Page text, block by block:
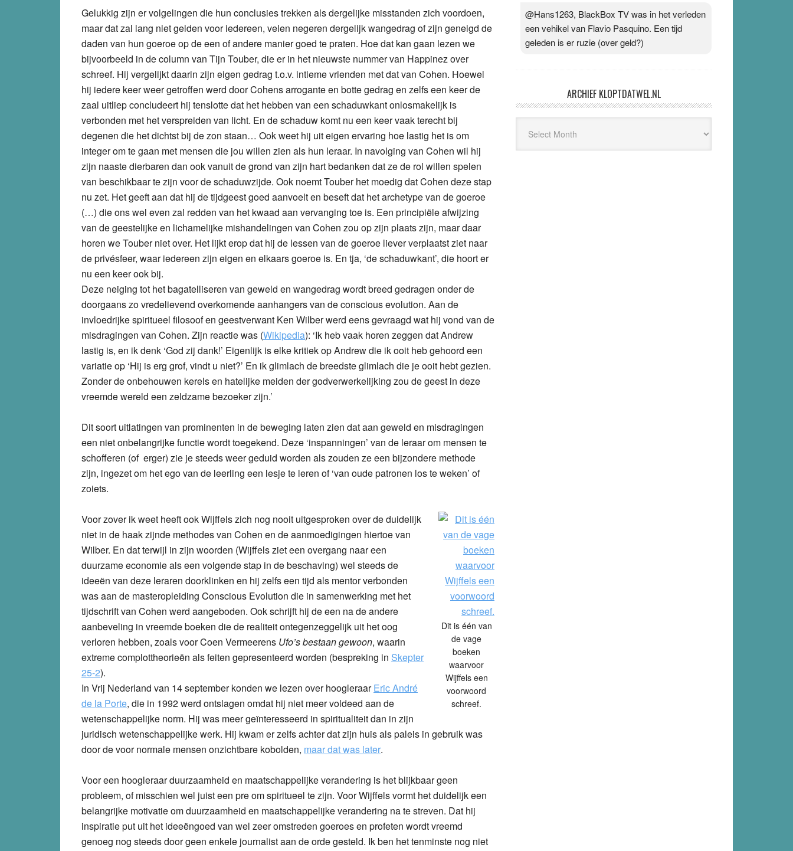
Gelukkig zijn er volgelingen die hun conclusies trekken als dergelijke misstanden zich voordoen,
maar dat zal lang niet gelden voor iedereen, velen negeren dergelijk wangedrag of zijn geneigd de
daden van hun goeroe op de een of andere manier goed te praten. Hoe dat kan gaan lezen we
bijvoorbeeld in de column van Tijn Touber, die er in het nieuwste nummer van Happinez over
schreef. Hij vergelijkt daarin zijn eigen gedrag t.o.v. intieme vrienden met dat van Cohen. Hoewel
hij iedere keer weer getroffen werd door Cohens arrogante en botte gedrag en zelfs een keer de
zaal uitliep concludeert hij tenslotte dat het hebben van een schaduwkant onlosmakelijk is
verbonden met het verspreiden van licht. En de schaduw komt nu een keer vaak terecht bij
degenen die het dichtst bij de zon staan… Ook weet hij uit eigen ervaring hoe lastig het is om
integer om te gaan met mensen die jou willen zien als hun leraar. In navolging van Cohen wil hij
zijn naaste dierbaren dan ook vanuit de grond van zijn hart bedanken dat ze de rol willen spelen
van beschikbaar te zijn voor de schaduwzijde. Ook noemt Touber het moedig dat Cohen deze stap
nu zet. Het geeft aan dat hij de tijdgeest goed aanvoelt en beseft dat het archetype van de goeroe
(…) die ons wel even zal redden van het kwaad aan vervanging toe is. Een principiële afwijzing
van de geestelijke en lichamelijke mishandelingen van Cohen zou op zijn plaats zijn, maar daar
horen we Touber niet over. Het lijkt erop dat hij de lessen van de goeroe liever verplaatst ziet naar
de privésfeer, waar iedereen zijn eigen en elkaars goeroe is. En tja, ‘de schaduwkant’, die hoort er
nu een keer ook bij.
Deze neiging tot het bagatelliseren van geweld en wangedrag wordt breed gedragen onder de
doorgaans zo vredelievend overkomende aanhangers van de conscious evolution. Aan de
invloedrijke spiritueel filosoof en geestverwant Ken Wilber werd eens gevraagd wat hij vond van de
misdragingen van Cohen. Zijn reactie was (Wikipedia): ‘Ik heb vaak horen zeggen dat Andrew
lastig is, en ik denk ‘God zij dank!’ Eigenlijk is elke kritiek op Andrew die ik ooit heb gehoord een
variatie op ‘Hij is erg grof, vindt u niet?’ En ik glimlach de breedste glimlach die je ooit hebt gezien.
Zonder de onbehouwen kerels en hatelijke meiden der godverwerkelijking zou de geest in deze
vreemde wereld een zeldzame bezoeker zijn.’
Dit soort uitlatingen van prominenten in de beweging laten zien dat aan geweld en misdragingen
een niet onbelangrijke functie wordt toegekend. Deze ‘inspanningen’ van de leraar om mensen te
schofferen (of erger) zie je steeds weer geduid worden als zouden ze een bijzondere methode
zijn, ingezet om het ego van de leerling een lesje te leren of ‘van oude patronen los te weken’ of
zoiets.
Dit is één van
de vage
boeken
waarvoor
Wijffels een
voorwoord
schreef.
Voor zover ik weet heeft ook Wijffels zich nog nooit uitgesproken over de duidelijk
niet in de haak zijnde methodes van Cohen en de aanmoedigingen hiertoe van
Wilber. En dat terwijl in zijn woorden (Wijffels ziet een overgang naar een
duurzame economie als een volgende stap in de beschaving) wel steeds de
ideeën van deze leraren doorklinken en hij zelfs een tijd als mentor verbonden
was aan de masteropleiding Conscious Evolution die in samenwerking met het
tijdschrift van Cohen werd aangeboden. Ook schrijft hij de een na de andere
aanbeveling in vreemde boeken die de realiteit ontegenzeggelijk uit het oog
verloren hebben, zoals voor Coen Vermeerens Ufo’s bestaan gewoon, waarin
extreme complottheorieën als feiten gepresenteerd worden (bespreking in Skepter
25-2).
In Vrij Nederland van 14 september konden we lezen over hoogleraarEric André
de la Porte, die in 1992 werd ontslagen omdat hij niet meer voldeed aan de
wetenschappelijke norm. Hij was meer geïnteresseerd in spiritualiteit dan in zijn
juridisch wetenschappelijke werk. Hij kwam er zelfs achter dat zijn huis als paleis in gebruik was
door de voor normale mensen onzichtbare kobolden, maar dat was later.
Voor een hoogleraar duurzaamheid en maatschappelijke verandering is het blijkbaar geen
probleem, of misschien wel juist een pre om spiritueel te zijn. Voor Wijffels vormt het duidelijk een
belangrijke motivatie om duurzaamheid en maatschappelijke verandering na te streven. Dat hij
inspiratie put uit het ideeëngoed van wel zeer omstreden goeroes en profeten wordt vreemd
genoeg nog steeds door geen enkele journalist aan de orde gesteld. Ik ben het tenminste nog niet
@Hans1263, BlackBox TV was in het verleden
een vehikel van Flavio Pasquino. Een tijd
geleden is er ruzie (over geld?)
ARCHIEF KLOPTDATWEL.NL
Kloptdatwel.nl